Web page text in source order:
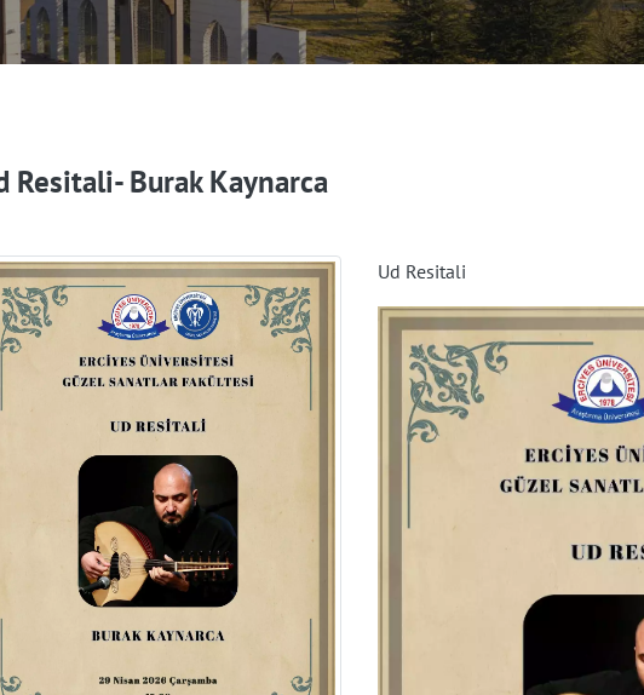
Resitali- Burak Kaynarca
Ud Resitali